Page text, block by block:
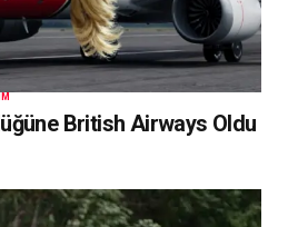
British Airways Oldu